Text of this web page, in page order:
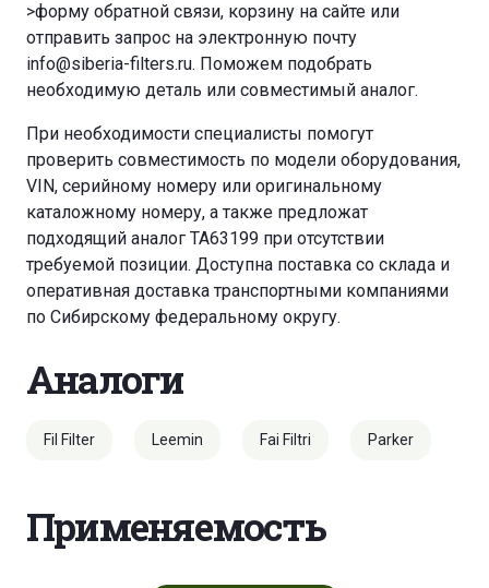
>форму обратной связи, корзину на сайте или
отправить запрос на электронную почту
info@siberia-filters.ru. Поможем подобрать
необходимую деталь или совместимый аналог.
При необходимости специалисты помогут
проверить совместимость по модели оборудования,
VIN, серийному номеру или оригинальному
каталожному номеру, а также предложат
подходящий аналог TA63199 при отсутствии
требуемой позиции. Доступна поставка со склада и
оперативная доставка транспортными компаниями
по Сибирскому федеральному округу.
Аналоги
Fil Filter Leemin Fai Filtri Parker
Применяемость